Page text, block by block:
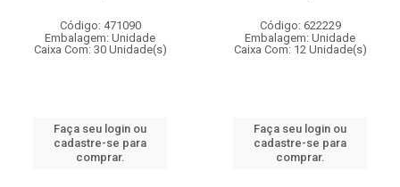
Código: 471090
Embalagem: Unidade
Caixa Com: 30 Unidade(s)
Faça seu login ou
cadastre-se para
comprar.
Código: 622229
Embalagem: Unidade
Caixa Com: 12 Unidade(s)
Faça seu login ou
cadastre-se para
comprar.